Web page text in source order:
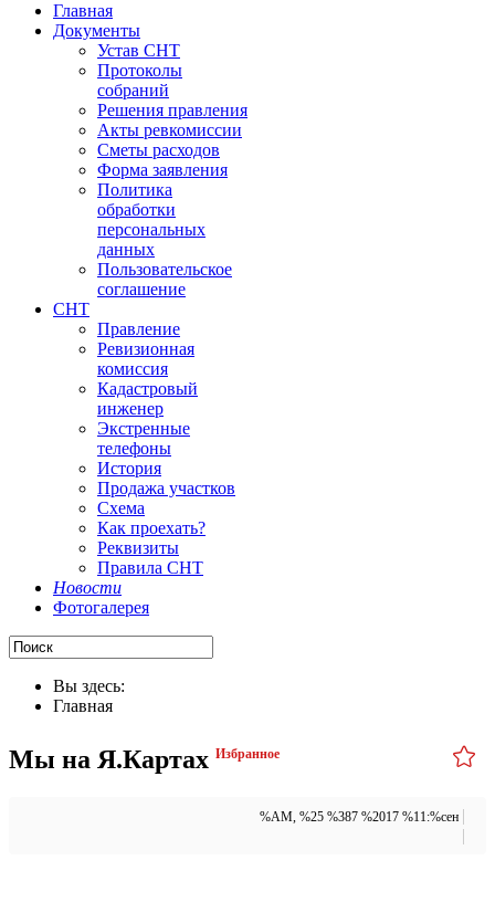
Главная
Документы
Устав СНТ
Протоколы
собраний
Решения правления
Акты ревкомиссии
Сметы расходов
Форма заявления
Политика
обработки
персональных
данных
Пользовательское
соглашение
СНТ
Правление
Ревизионная
комиссия
Кадастровый
инженер
Экстренные
телефоны
История
Продажа участков
Схема
Как проехать?
Реквизиты
Правила СНТ
Новости
Фотогалерея
Вы здесь:
Главная
Мы на Я.Картах Избранное
%AM, %25 %387 %2017 %11:%сен